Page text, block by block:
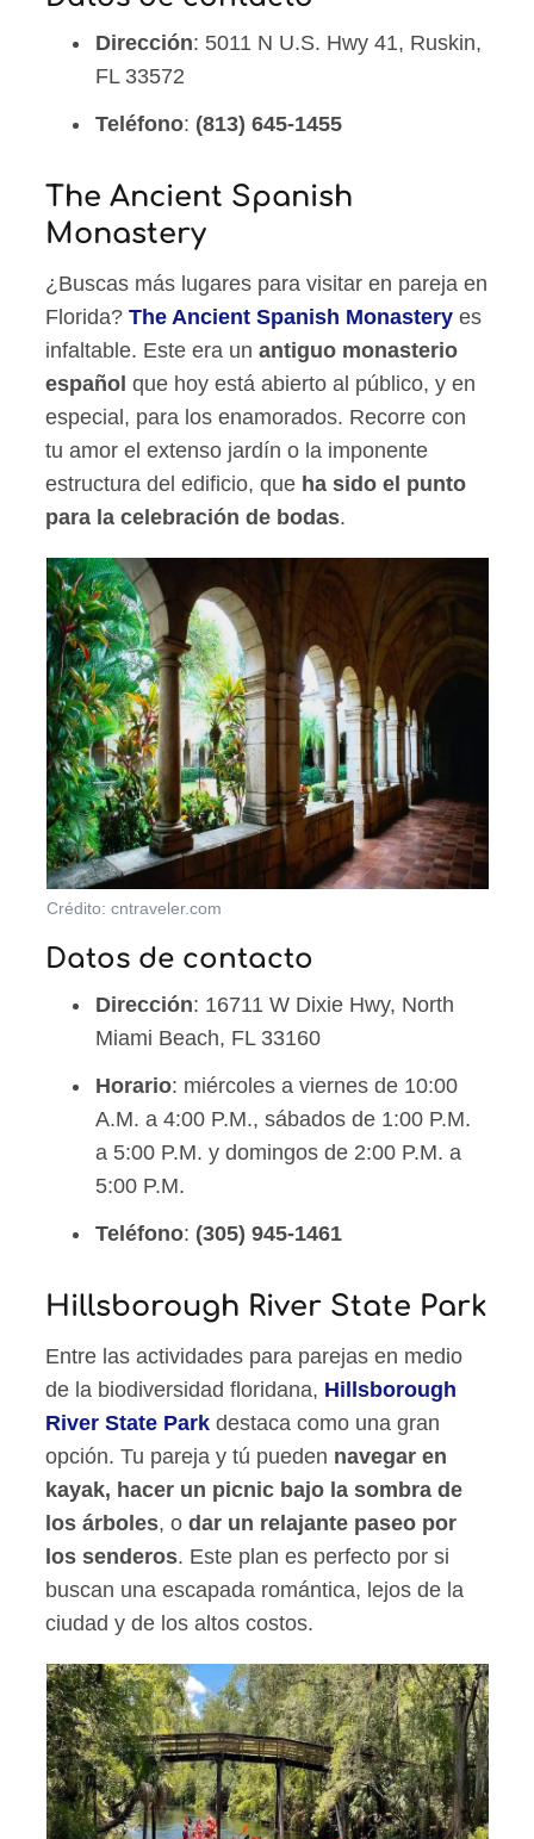
Dirección: 5011 N U.S. Hwy 41, Ruskin,
FL 33572
Teléfono: (813) 645-1455
The Ancient Spanish
Monastery
¿Buscas más lugares para visitar en pareja en
Florida?The Ancient Spanish Monastery es
infaltable. Este era unantiguo monasterio
español que hoy está abierto al público, y en
especial, para los enamorados. Recorre con
tu amor el extenso jardín o la imponente
estructura del edificio, que ha sido el punto
para la celebración de bodas.
Crédito: cntraveler.com
Datos de contacto
Dirección: 16711 W Dixie Hwy, North
Miami Beach, FL 33160
Horario: miércoles a viernes de 10:00
A.M. a 4:00 P.M., sábados de 1:00 P.M.
a 5:00 P.M. y domingos de 2:00 P.M. a
5:00 P.M.
Teléfono: (305) 945-1461
Hillsborough River State Park
Entre las actividades para parejas en medio
de la biodiversidad floridana, Hillsborough
River State Park destaca como una gran
opción. Tu pareja y tú pueden navegar en
kayak, hacer un picnic bajo la sombra de
los árboles, odar un relajante paseo por
los senderos. Este plan es perfecto por si
buscan una escapada romántica, lejos de la
ciudad y de los altos costos.